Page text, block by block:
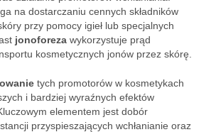
na dostarczaniu cennych składników
przy pomocy igieł lub specjalnych
jonoforeza wykorzystuje prąd
kosmetycznych jonów przez skórę.
tych promotorów w kosmetykach
i bardziej wyraźnych efektów
elementem jest dobór
przyspieszających wchłanianie oraz